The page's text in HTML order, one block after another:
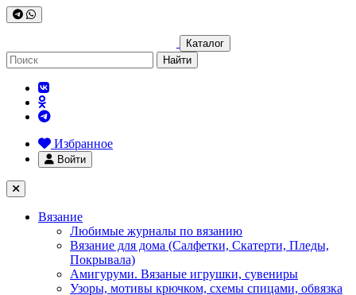
Каталог
Найти
Избранное
Войти
Вязание
Любимые журналы по вязанию
Вязание для дома (Салфетки, Скатерти, Пледы,
Покрывала)
Амигуруми. Вязаные игрушки, сувениры
Узоры, мотивы крючком, схемы спицами, обвязка